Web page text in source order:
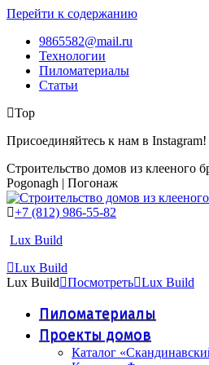
Перейти к содержанию
9865582@mail.ru
Технологии
Пиломатериалы
Статьи
Top
Присоединяйтесь к нам в Instagram!
Строительство домов из клееного
Pogonagh | Погонаж
+7 (812) 986-55-82
Lux Build
Lux Build
Lux Build
Посмотреть Lux Build
Пиломатериалы
Проекты домов
Каталог